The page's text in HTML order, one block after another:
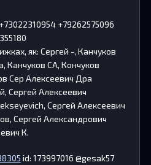
+79262575096
як: Сергей -, Канчуков
Канчуков СА, Кончуков
Сер Алексеевич Дра
Сергей Алексеевич
Сергей Алексеевич
Сергей Александрович
К.
id: 173997016 @gesak57